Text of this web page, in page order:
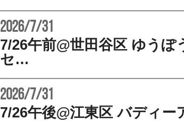
2026/7/31
7/26午前@世田谷区 ゆうぽ
セ…
2026/7/31
7/26午後@江東区 バディ